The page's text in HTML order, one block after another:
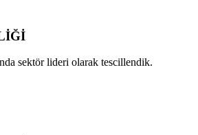
sektör lideri olarak tescillendik.